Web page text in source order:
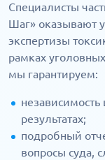
Специалисты
Шаг» оказывают
экспертизы
рамках
мы гарантируем:
независимость
результатах;
подробный
вопросы суда,